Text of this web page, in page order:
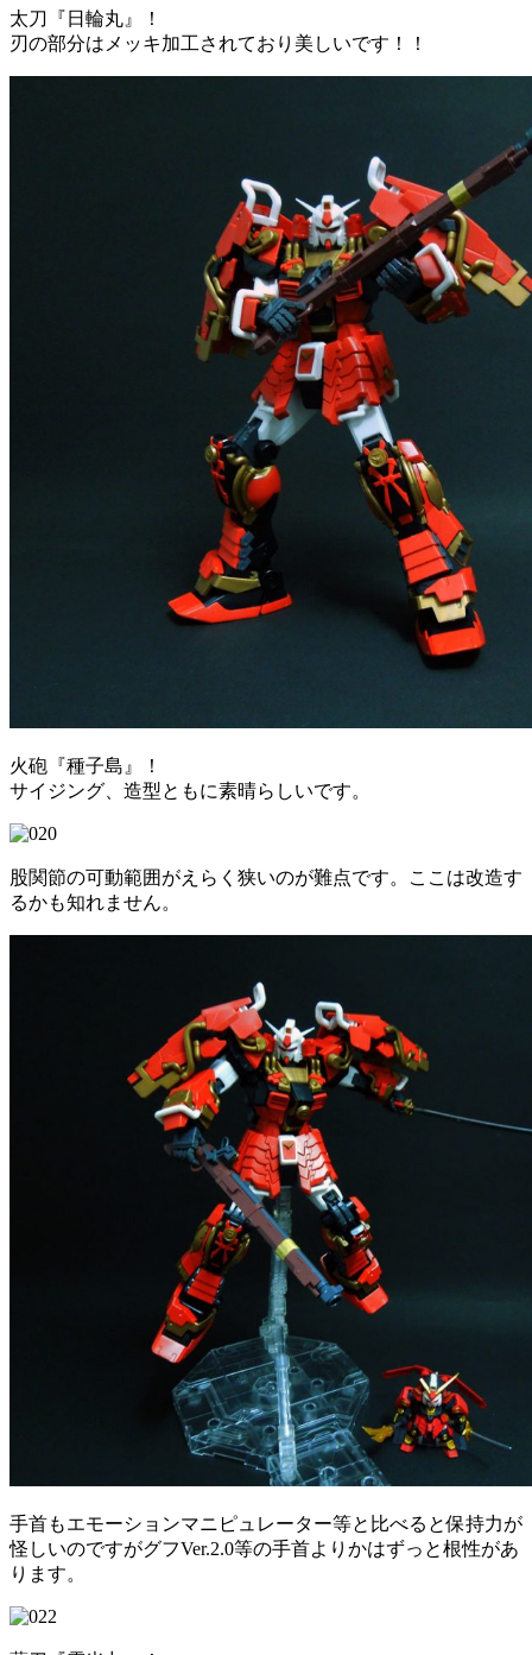
太刀『日輪丸』！
刃の部分はメッキ加工されており美しいです！！
火砲『種子島』！
サイジング、造型ともに素晴らしいです。
股関節の可動範囲がえらく狭いのが難点です。ここは改造す
るかも知れません。
手首もエモーションマニピュレーター等と比べると保持力が
怪しいのですがグフVer.2.0等の手首よりかはずっと根性があ
ります。